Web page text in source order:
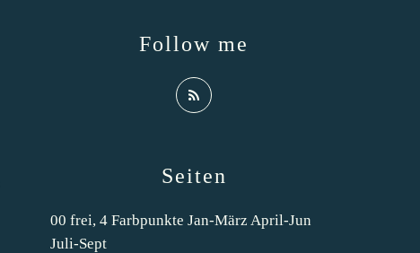
Seiten
00 frei, 4 Farbpunkte Jan-März April-Jun
Juli-Sept
Follow me